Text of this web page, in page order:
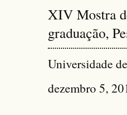
XIV Mostra
graduação,
Universidade
dezembro 5,